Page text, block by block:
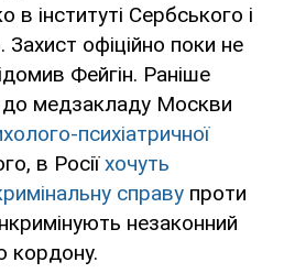
в інституті Сербського і
Захист офіційно поки не
Фейгін. Раніше
медзакладу Москви
психіатричної
в Росіїхочуть
справу проти
незаконний
кордону.